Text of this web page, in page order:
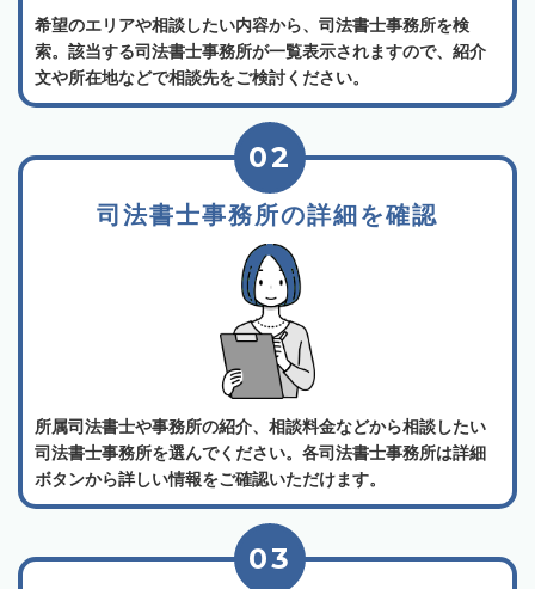
希望のエリアや相談したい内容から、司法書士事務所を検
索。該当する司法書士事務所が一覧表示されますので、紹介
文や所在地などで相談先をご検討ください。
司法書士事務所の詳細を確認
02
所属司法書士や事務所の紹介、相談料金などから相談したい
司法書士事務所を選んでください。各司法書士事務所は詳細
ボタンから詳しい情報をご確認いただけます。
03